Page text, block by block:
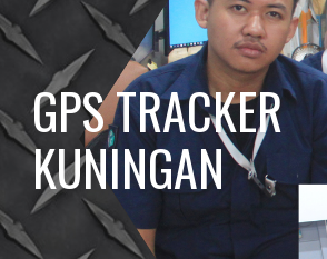
GPS TRACKER
KUNINGAN